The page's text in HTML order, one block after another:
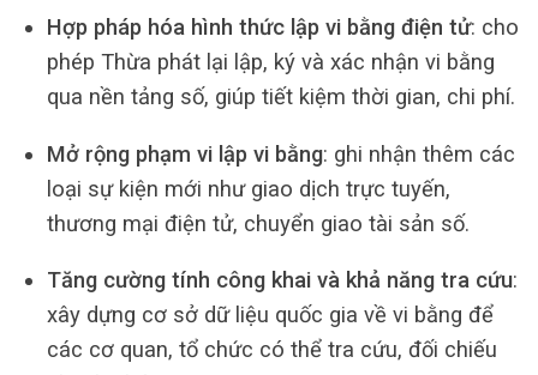
Hợp pháp hóa hình thức lập vi bằng điện tử: cho
phép Thừa phát lại lập, ký và xác nhận vi bằng
qua nền tảng số, giúp tiết kiệm thời gian, chi phí.
Mở rộng phạm vi lập vi bằng: ghi nhận thêm các
loại sự kiện mới như giao dịch trực tuyến,
thương mại điện tử, chuyển giao tài sản số.
Tăng cường tính công khai và khả năng tra cứu:
xây dựng cơ sở dữ liệu quốc gia về vi bằng để
các cơ quan, tổ chức có thể tra cứu, đối chiếu